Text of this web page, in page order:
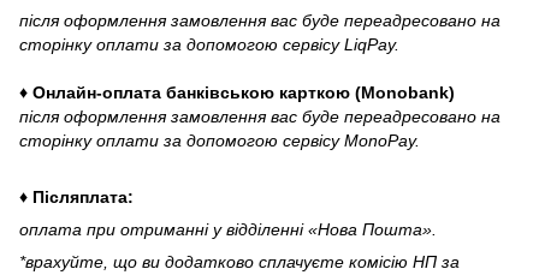
після оформлення замовлення вас буде переадресовано на
сторінку оплати за допомогою сервісу LiqPay.
♦ Онлайн-оплата банківською карткою (Monobank)
після оформлення замовлення вас буде переадресовано на
сторінку оплати за допомогою сервісу MonoPay.
♦ Післяплата:
оплата при отриманні у відділенні «Нова Пошта».
*врахуйте, що ви додатково сплачуєте комісію НП за